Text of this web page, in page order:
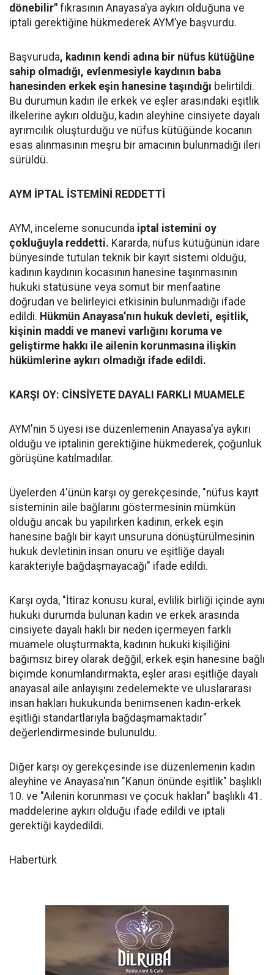
dönebilir" fıkrasının Anayasa’ya aykırı olduğuna ve
iptali gerektiğine hükmederek AYM’ye başvurdu.
Başvuruda, kadının kendi adına bir nüfus kütüğüne
sahip olmadığı, evlenmesiyle kaydının baba
hanesinden erkek eşin hanesine taşındığı belirtildi.
Bu durumun kadın ile erkek ve eşler arasındaki eşitlik
ilkelerine aykırı olduğu, kadın aleyhine cinsiyete dayalı
ayrımcılık oluşturduğu ve nüfus kütüğünde kocanın
esas alınmasının meşru bir amacının bulunmadığı ileri
sürüldü.
AYM İPTAL İSTEMİNİ REDDETTİ
AYM, inceleme sonucunda iptal istemini oy
çokluğuyla reddetti. Kararda, nüfus kütüğünün idare
bünyesinde tutulan teknik bir kayıt sistemi olduğu,
kadının kaydının kocasının hanesine taşınmasının
hukuki statüsüne veya somut bir menfaatine
doğrudan ve belirleyici etkisinin bulunmadığı ifade
edildi. Hükmün Anayasa’nın hukuk devleti, eşitlik,
kişinin maddi ve manevi varlığını koruma ve
geliştirme hakkı ile ailenin korunmasına ilişkin
hükümlerine aykırı olmadığı ifade edildi.
KARŞI OY: CİNSİYETE DAYALI FARKLI MUAMELE
AYM'nin 5 üyesi ise düzenlemenin Anayasa'ya aykırı
olduğu ve iptalinin gerektiğine hükmederek, çoğunluk
görüşüne katılmadılar.
Üyelerden 4'ünün karşı oy gerekçesinde, "nüfus kayıt
sisteminin aile bağlarını göstermesinin mümkün
olduğu ancak bu yapılırken kadının, erkek eşin
hanesine bağlı bir kayıt unsuruna dönüştürülmesinin
hukuk devletinin insan onuru ve eşitliğe dayalı
karakteriyle bağdaşmayacağı" ifade edildi.
Karşı oyda, "İtiraz konusu kural, evlilik birliği içinde aynı
hukuki durumda bulunan kadın ve erkek arasında
cinsiyete dayalı haklı bir neden içermeyen farklı
muamele oluşturmakta, kadının hukuki kişiliğini
bağımsız birey olarak değğil, erkek eşin hanesine bağlı
biçimde konumlandırmakta, eşler arası eşitliğe dayalı
anayasal aile anlayışını zedelemekte ve uluslararası
insan hakları hukukunda benimsenen kadın-erkek
eşitliği standartlarıyla bağdaşmamaktadır"
değerlendirmesinde bulunuldu.
Diğer karşı oy gerekçesinde ise düzenlemenin kadın
aleyhine ve Anayasa'nın "Kanun önünde eşitlik" başlıklı
10. ve "Ailenin korunması ve çocuk hakları" başlıklı 41.
maddelerine aykırı olduğu ifade edildi ve iptali
gerektiği kaydedildi.
Habertürk